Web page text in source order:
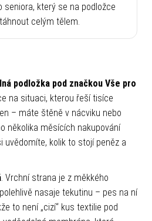
seniora, který se na podložce
celým tělem.
podložka pod značkou Vše pro
na situaci, kterou řeší tisíce
– máte štěně v nácviku nebo
několika měsících nakupování
uvědomíte, kolik to stojí peněz a
. Vrchní strana je z měkkého
nasaje tekutinu – pes na ní
to není „cizí“ kus textilie pod